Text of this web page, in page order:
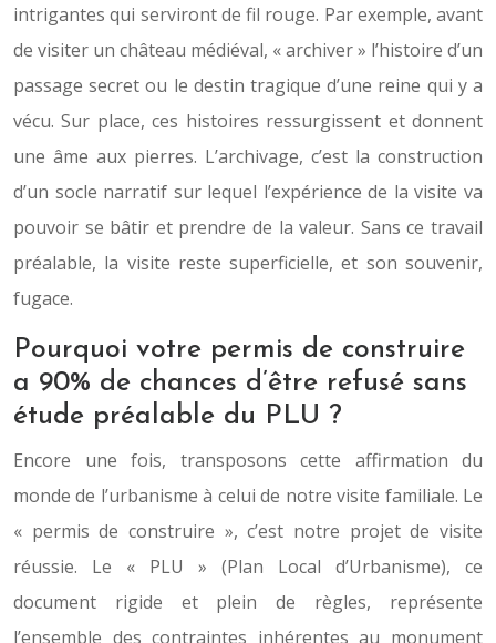
intrigantes qui serviront de fil rouge. Par exemple, avant
de visiter un château médiéval, « archiver » l’histoire d’un
passage secret ou le destin tragique d’une reine qui y a
vécu. Sur place, ces histoires ressurgissent et donnent
une âme aux pierres. L’archivage, c’est la construction
d’un socle narratif sur lequel l’expérience de la visite va
pouvoir se bâtir et prendre de la valeur. Sans ce travail
préalable, la visite reste superficielle, et son souvenir,
fugace.
Pourquoi votre permis de construire
a 90% de chances d’être refusé sans
étude préalable du PLU ?
Encore une fois, transposons cette affirmation du
monde de l’urbanisme à celui de notre visite familiale. Le
« permis de construire », c’est notre projet de visite
réussie. Le « PLU » (Plan Local d’Urbanisme), ce
document rigide et plein de règles, représente
l’ensemble des contraintes inhérentes au monument